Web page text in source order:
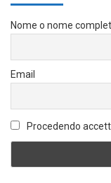
Nome o nome
Email
Procedendo